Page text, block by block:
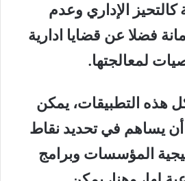
كالتحيز الإداري وعدم
فضلا عن قضايا ادارية
لمعالجتها.
هذه التطبيقات، يمكن
أن يساهم في تحديد نقاط
المؤسسات وبرامج